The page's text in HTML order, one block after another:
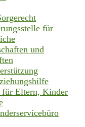
für
und
für Eltern, Kinder